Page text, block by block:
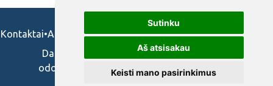
Sutinku
Aš atsisakau
Keisti mano pasirinkimus
Kontaktai•Apie mus•Naudojimosi taisykės•Privatumo politika
Darbo skelbimai ir pasiūlymai: gydytojams,
odontologams, slaugytojams, veterinarams,